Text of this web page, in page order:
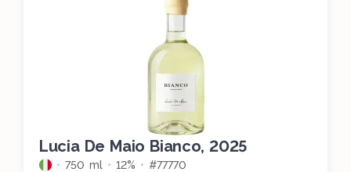
Lucia De Maio Bianco, 2025
750 ml 12% #77770